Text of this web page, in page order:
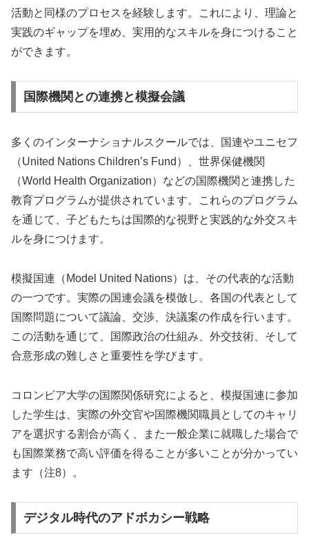
活動と同様のプロセスを経験します。これにより、理論と
実践のギャップを埋め、実用的なスキルを身につけること
ができます。
国際機関との連携と模擬会議
多くのインターナショナルスクールでは、国連やユニセフ
（United Nations Children’s Fund）、世界保健機関
（World Health Organization）などの国際機関と連携した
教育プログラムが提供されています。これらのプログラム
を通じて、子どもたちは国際的な視野と実践的な外交スキ
ルを身につけます。
模擬国連（Model United Nations）は、その代表的な活動
の一つです。実際の国連会議を模倣し、各国の代表として
国際問題について議論、交渉、決議案の作成を行います。
この活動を通じて、国際政治の仕組み、外交技術、そして
合意形成の難しさと重要性を学びます。
コロンビア大学の国際関係研究によると、模擬国連に参加
した学生は、実際の外交官や国際機関職員としてのキャリ
アを選択する割合が高く、また一般企業に就職した場合で
も国際業務で高い評価を得ることが多いことが分かってい
ます（注8）。
デジタル時代のアドボカシー戦略